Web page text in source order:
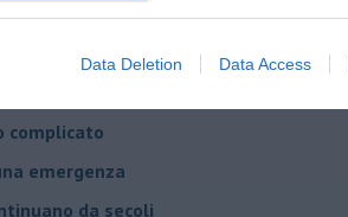
Data Deletion Data Access
israeliana
complicato
emergenza
da secoli